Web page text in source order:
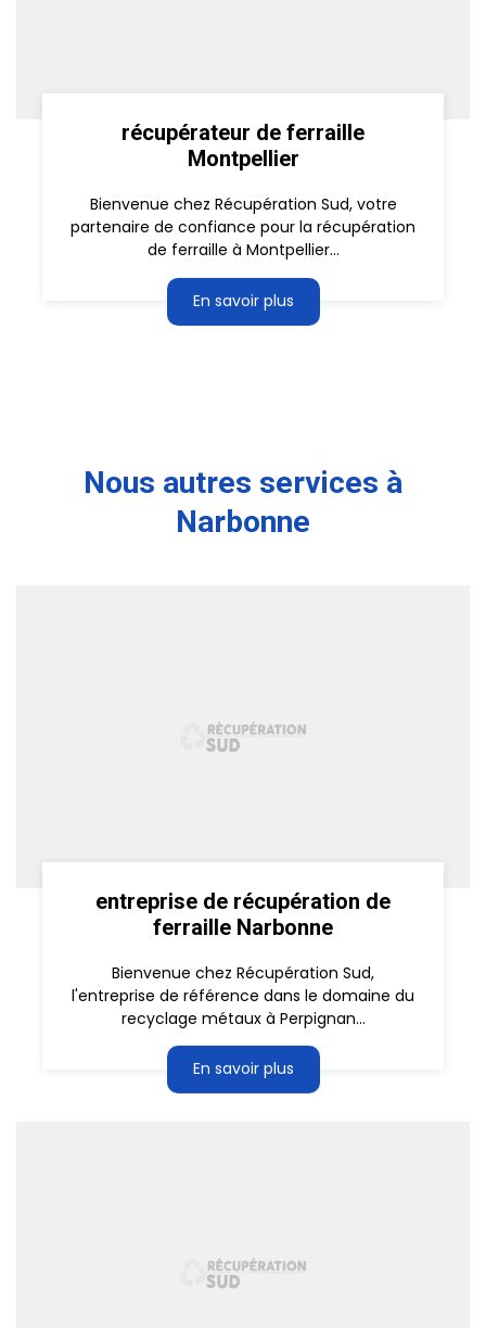
récupérateur de ferraille
Montpellier
Bienvenue chez Récupération Sud, votre
partenaire de confiance pour la récupération
de ferraille à Montpellier...
En savoir plus
Nous autres services à
Narbonne
entreprise de récupération de
ferraille Narbonne
Bienvenue chez Récupération Sud,
l'entreprise de référence dans le domaine du
recyclage métaux à Perpignan...
En savoir plus